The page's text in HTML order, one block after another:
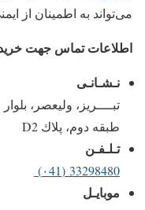
می‌تواند به اطمینان از
اطلاعات تماس جهت
نـشـانـی
تبــــریز، ولیعصر،
طبقه دوم، پلاك D2
تـلـفـن
33298480 (۰41)
موبايـل